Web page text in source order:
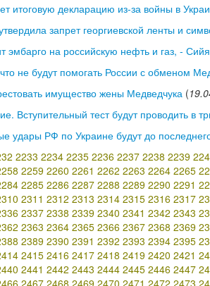
итоговую декларацию из-за войны в
запрет георгиевской ленты и
эмбарго на российскую нефть и газ, -
не будут помогать России с обменом
имущество жены Медведчука (
Вступительный тест будут проводить в
удары РФ по Украине будут до
2233 2234 2235 2236 2237 2238 2239
2259 2260 2261 2262 2263 2264 2265
2285 2286 2287 2288 2289 2290 2291
2311 2312 2313 2314 2315 2316 2317
2337 2338 2339 2340 2341 2342 2343
2363 2364 2365 2366 2367 2368 2369
2389 2390 2391 2392 2393 2394 2395
2415 2416 2417 2418 2419 2420 2421
2441 2442 2443 2444 2445 2446 2447
2467 2468 2469 2470 2471 2472 2473